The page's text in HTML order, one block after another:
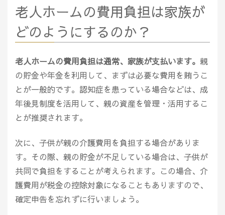
老人ホームの費用負担は家族が
どのようにするのか？
老人ホームの費用負担は通常、家族が支払います。 親
の貯金や年金を利用して、まずは必要な費用を賄うこ
とが一般的です。認知症を患っている場合などは、成
年後見制度を活用して、親の資産を管理・活用するこ
とが推奨されます。
次に、子供が親の介護費用を負担する場合がありま
す。その際、親の貯金が不足している場合は、子供が
共同で負担をすることが考えられます。この場合、介
護費用が税金の控除対象になることもありますので、
確定申告を忘れずに行いましょう。